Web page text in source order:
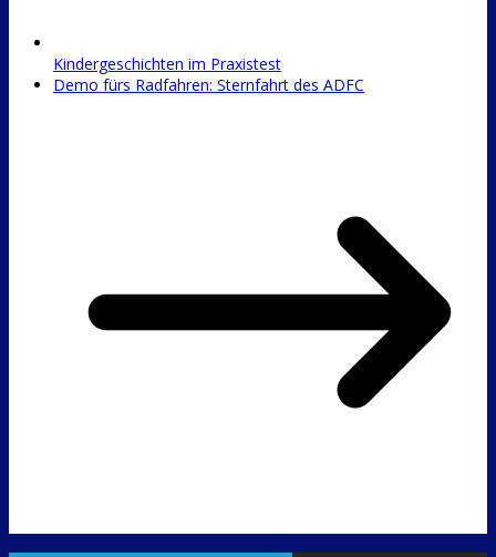
Kindergeschichten im Praxistest
Demo fürs Radfahren: Sternfahrt des ADFC